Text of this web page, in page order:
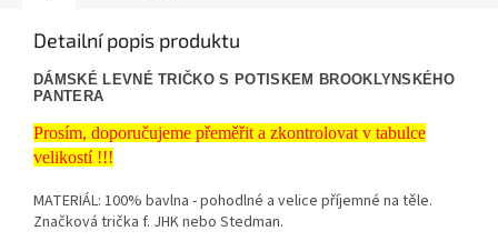
Detailní popis produktu
DÁMSKÉ LEVNÉ TRIČKO S POTISKEM BROOKLYNSKÉHO
PANTERA
Prosím, doporučujeme přeměřit a zkontrolovat v tabulce
velikostí !!!
MATERIÁL: 100% bavlna - pohodlné a velice příjemné na těle.
Značková trička f. JHK nebo Stedman.